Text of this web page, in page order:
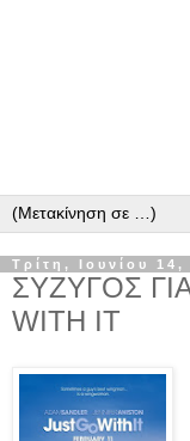
Τρίτη, Ιουνίου 14,
ΣΥΖΥΓΟΣ
WITH IT